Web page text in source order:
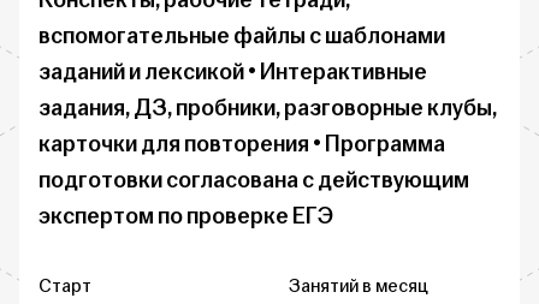
вспомогательные файлы с шаблонами
заданий и лексикой • Интерактивные
задания, ДЗ, пробники, разговорные клубы,
карточки для повторения • Программа
подготовки согласована с действующим
экспертом по проверке ЕГЭ
Старт Занятий в месяц